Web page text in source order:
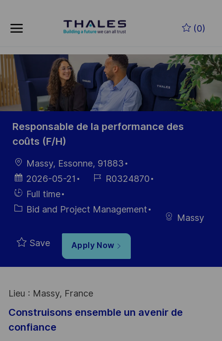
(0)
-
Responsable de la performance des
coûts (F/H)
LocationMassy, Essonne, 91883
Posted
Date
2026-05-21
Job R0324870
Hiring
Type
Full time
CategoryBid and Project Management
Massy
Save Apply Now
Lieu : Massy, France
Construisons ensemble un avenir de
confiance